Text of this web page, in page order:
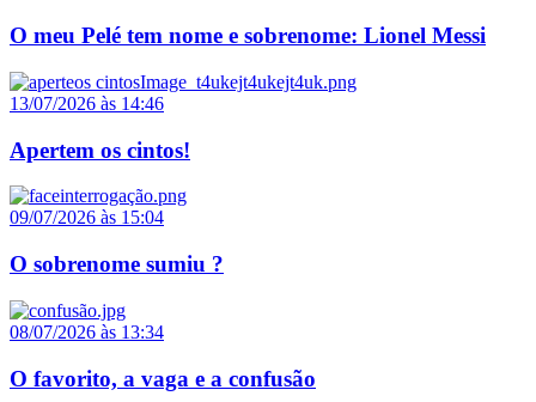
O meu Pelé tem nome e sobrenome: Lionel Messi
13/07/2026 às 14:46
Apertem os cintos!
09/07/2026 às 15:04
O sobrenome sumiu ?
08/07/2026 às 13:34
O favorito, a vaga e a confusão